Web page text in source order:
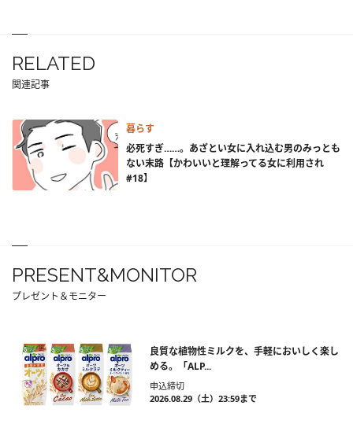
RELATED
関連記事
暮らす
必死すぎ……。あざとい女に入れ込む男のみっとも
ない末路【かわいいと理解ってる女に利用され
#18】
PRESENT&MONITOR
プレゼント＆モニター
良質な植物性ミルクを、手軽においしく楽し
める。「ALP...
申込締切
2026.08.29（土）23:59まで